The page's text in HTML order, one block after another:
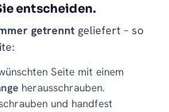
entscheiden.
getrennt geliefert – so
Seite mit einem
herausschrauben.
und handfest